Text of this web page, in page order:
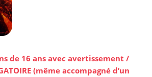
de 16 ans avec avertissement /
(même accompagné d’un